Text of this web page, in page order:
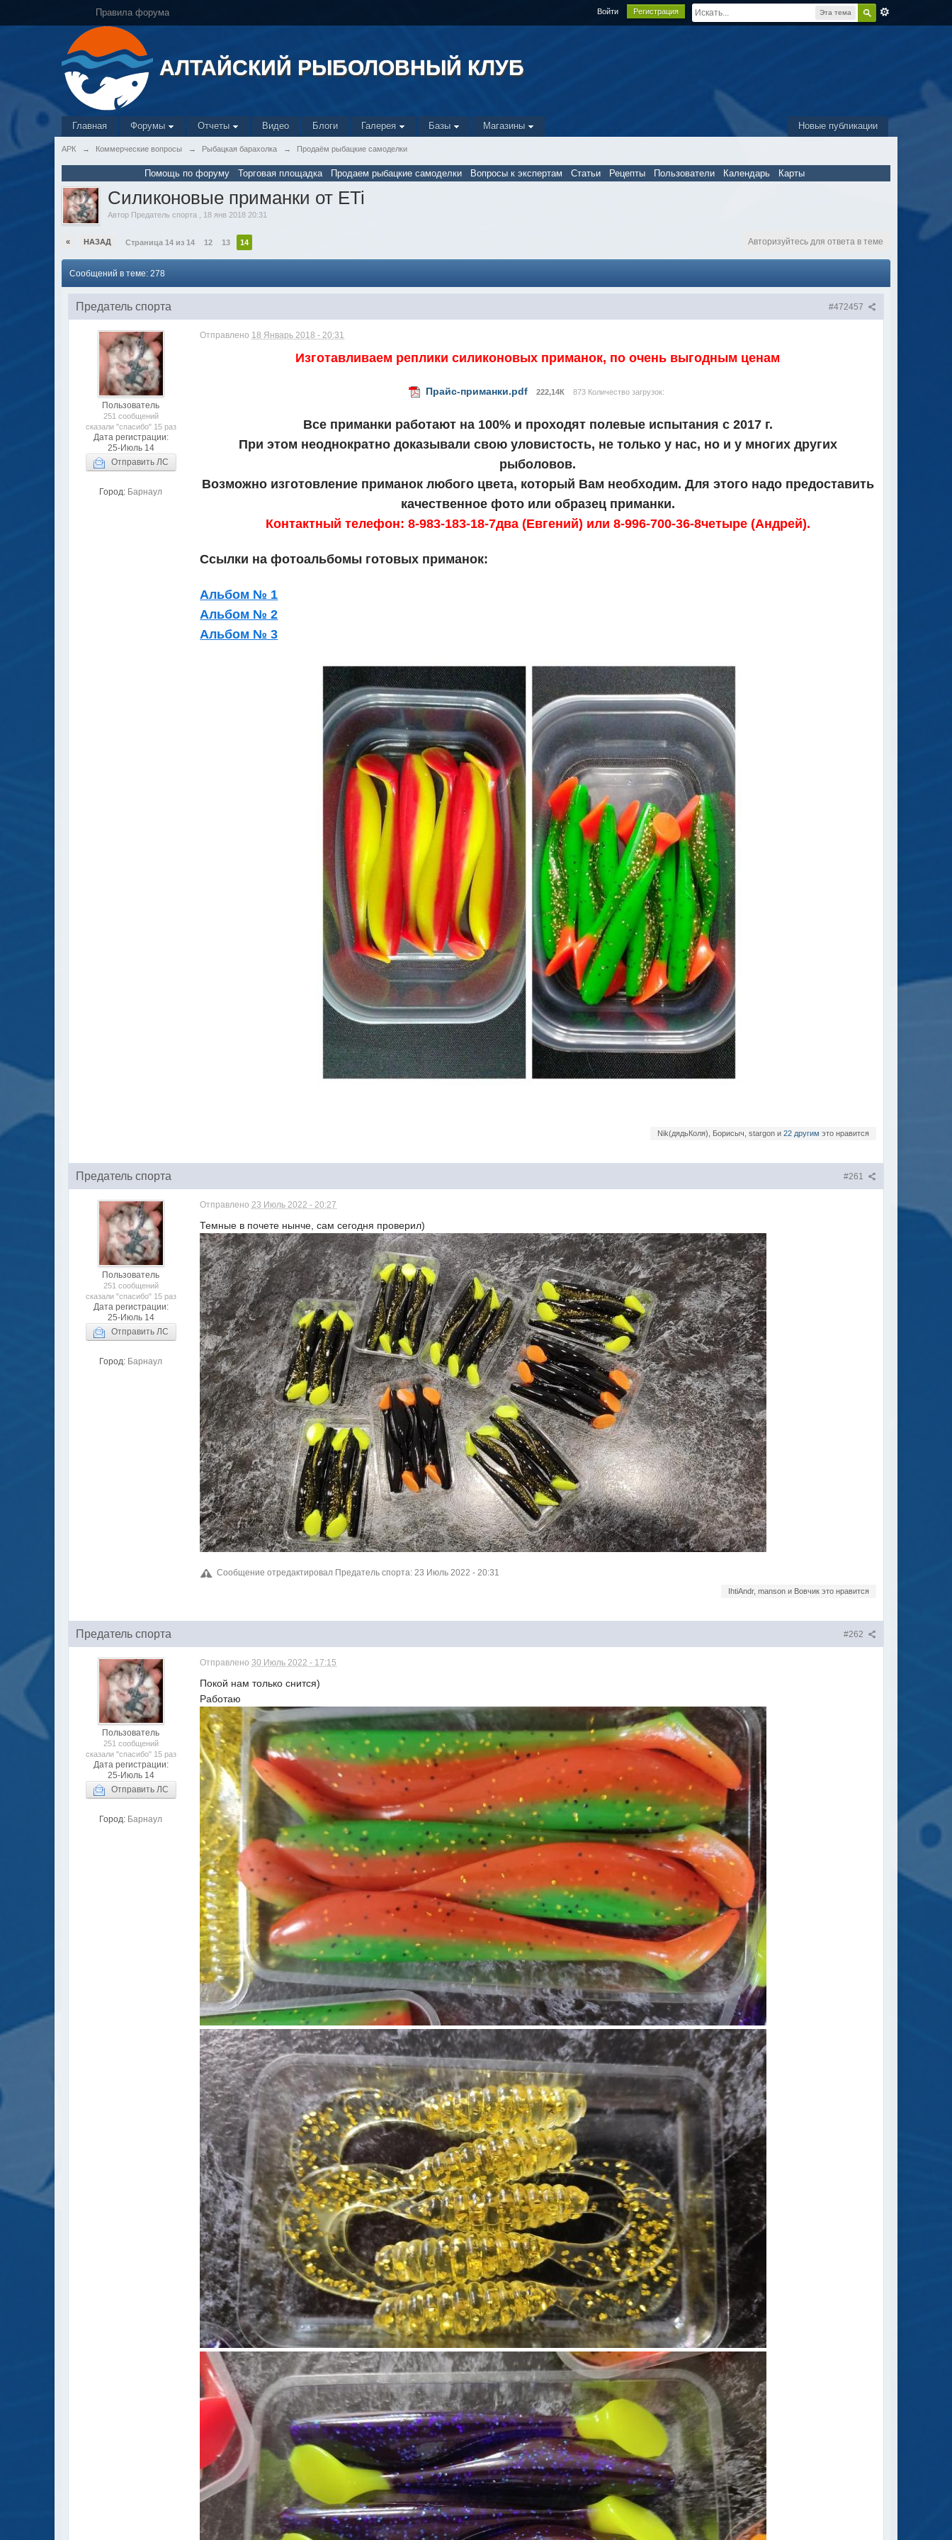
Эта тема
Правила форума Войти Регистрация
АЛТАЙСКИЙ РЫБОЛОВНЫЙ КЛУБ
Новые публикации
Главная Форумы Отчеты Видео Блоги Галерея Базы Магазины
АРК → Коммерческие вопросы → Рыбацкая барахолка → Продаём рыбацкие самоделки
Помощь по форуму Торговая площадка Продаем рыбацкие самоделки Вопросы к экспертам Статьи Рецепты Пользователи Календарь Карты
Силиконовые приманки от ETi
Автор Предатель спорта 18 янв 2018 20:31
« НАЗАД Страница 14 из 14 12 13 14 Авторизуйтесь для ответа в теме
Сообщений в теме: 278
#472457
Предатель спорта
Пользователь
251 сообщений
сказали "спасибо" 15 раз
Дата регистрации:
25-Июль 14
Отправить ЛС
Город: Барнаул
Отправлено 18 Январь 2018 - 20:31
Изготавливаем реплики силиконовых приманок, по очень выгодным ценам
Прайс-приманки.pdf 222,14К 873 Количество загрузок:
Все приманки работают на 100% и проходят полевые испытания с 2017 г.
При этом неоднократно доказывали свою уловистость, не только у нас, но и у многих других
рыболовов.
Возможно изготовление приманок любого цвета, который Вам необходим. Для этого надо предоставить
качественное фото или образец приманки.
Контактный телефон: 8-983-183-18-7два (Евгений) или 8-996-700-36-8четыре (Андрей).
Ссылки на фотоальбомы готовых приманок:
Альбом № 1
Альбом № 2
Альбом № 3
Nik(дядьКоля), Борисыч, stargon и 22 другим это нравится
#261
Предатель спорта
Пользователь
251 сообщений
сказали "спасибо" 15 раз
Дата регистрации:
25-Июль 14
Отправить ЛС
Город: Барнаул
Отправлено23 Июль 2022 - 20:27
Темные в почете нынче, сам сегодня проверил)
Сообщение отредактировал Предатель спорта: 23 Июль 2022 - 20:31
IhtiAndr, manson и Вовчик это нравится
#262
Предатель спорта
Пользователь
251 сообщений
сказали "спасибо" 15 раз
Дата регистрации:
25-Июль 14
Отправить ЛС
Город: Барнаул
Отправлено30 Июль 2022 - 17:15
Покой нам только снится)
Работаю